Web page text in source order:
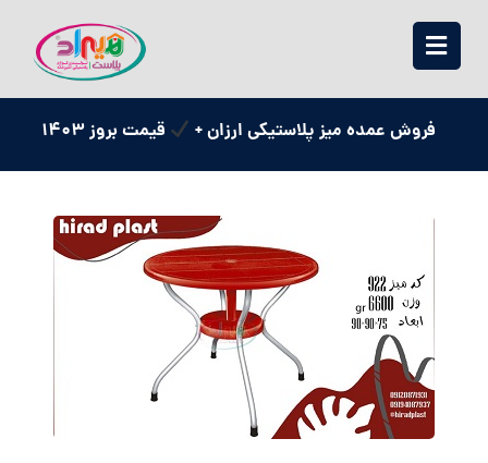
فروش عمده میز پلاستیکی ارزان + قیمت بروز 1403